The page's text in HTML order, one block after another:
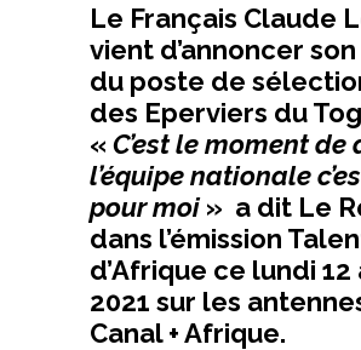
Le Français Claude
vient d’annoncer
du poste de
des Eperviers du
« C’est le moment de
l’équipe nationale
pour moi» a dit Le
dans l’émission
d’Afrique ce lundi 12
2021 sur les
Canal + Afrique.